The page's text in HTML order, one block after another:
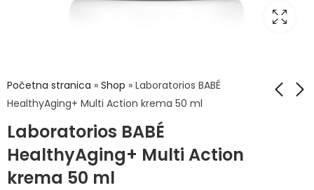
Početna stranica » Shop » Laboratorios BABÉ
HealthyAging+ Multi Action krema 50 ml
Laboratorios BABÉ
HealthyAging+ Multi Action
krema 50 ml
BODY Gel za intimnu
higijenu 250 ml
HealthyAging+ Multi
Corrector Eyes and